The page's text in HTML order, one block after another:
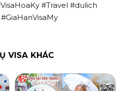
#Travel #dulich
VISA KHÁC